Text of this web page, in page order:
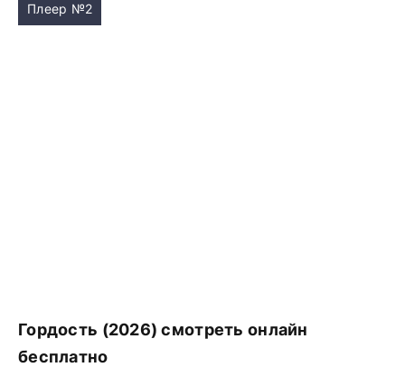
Плеер №2
Гордость (2026) смотреть онлайн
бесплатно